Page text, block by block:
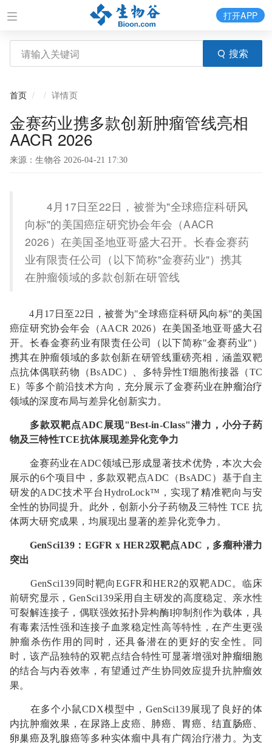
搜索
打开APP
首页 详情页
金赛药业携多款创新肿瘤管线亮相
AACR 2026
来源：生物谷 2026-04-21 17:30
4月17日至22日，被誉为"全球癌症科研风
向标"的美国癌症研究协会年会（AACR
2026）在美国圣地亚哥盛大召开。长春金赛药
业有限责任公司（以下简称"金赛药业"）携其
在肿瘤领域的多款创新在研管线
4月17日至22日，被誉为"全球癌症科研风向标"的美国
癌症研究协会年会（AACR 2026）在美国圣地亚哥盛大召
开。长春金赛药业有限责任公司（以下简称"金赛药业"）
携其在肿瘤领域的多款创新在研管线重磅亮相，涵盖双靶
点抗体偶联药物（BsADC）、多特异性T细胞衔接器（TC
E）等多个前沿技术方向，充分展示了金赛药业在肿瘤治疗
领域的深度布局与差异化创新实力。
多款双靶点ADC 展现"Best-in-Class"潜力，小分子药
物及三特性TCE抗体展现差异化竞争力
金赛药业在ADC领域已形成显著技术优势，本次大会
展示的6个项目中，多款双靶点ADC（BsADC）基于自主
研发的ADC技术平台HydroLock™，实现了精准靶向与安
全性的协同提升。此外，创新小分子药物及三特性 TCE 抗
体两大研究成果，均展现出显著的差异化竞争力。
GenSci139： EGFR x HER2双靶点ADC ，多瘤种潜力
突出
GenSci139同时靶向EGFR和HER2的双靶ADC。临床
前研究显示，GenSci139采用自主研发的高度稳定、亲水性
可裂解连接子，偶联强效拓扑异构酶I抑制剂作为载体，具
有毒素活性强和连接子血浆稳定性高等特性，在产生更强
肿瘤杀伤作用的同时，还具备潜在的更好的安全性。同
时，该产品独特的双靶点结合特性可显著增强对肿瘤细胞
的结合与内吞效率，有望通过产生协同效应提升抗肿瘤效
果。
在多个小鼠CDX模型中，GenSci139展现了良好的体
内抗肿瘤效果，在尿路上皮癌、 肺癌 胃癌 、结直肠癌
卵巢癌及乳腺癌等多种实体瘤中具有广阔治疗潜力。为支